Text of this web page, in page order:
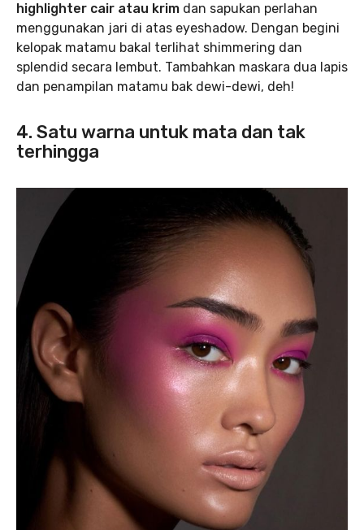
highlighter cair atau krim dan sapukan perlahan
menggunakan jari di atas eyeshadow. Dengan begini
kelopak matamu bakal terlihat shimmering dan
splendid secara lembut. Tambahkan maskara dua lapis
dan penampilan matamu bak dewi-dewi, deh!
4. Satu warna untuk mata dan tak
terhingga